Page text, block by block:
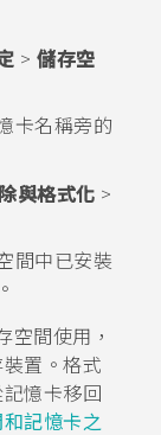
> 儲存空
卡名稱旁的
與格式化 >
間中已安裝
空間使用，
置。格式
憶卡移回
記憶卡之